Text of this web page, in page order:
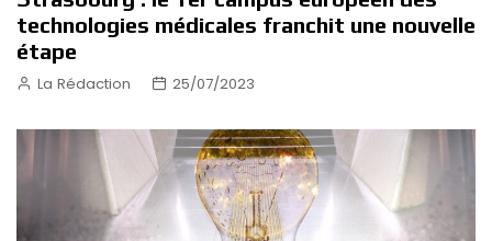
technologies médicales franchit une nouvelle
étape
La Rédaction 25/07/2023